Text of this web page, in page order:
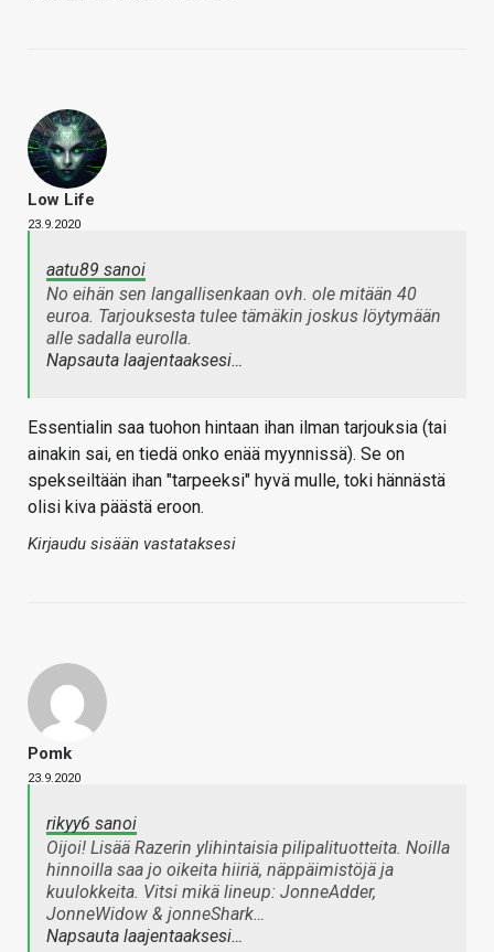
Low Life
23.9.2020
aatu89 sanoi
No eihän sen langallisenkaan ovh. ole mitään 40
euroa. Tarjouksesta tulee tämäkin joskus löytymään
alle sadalla eurolla.
Napsauta laajentaaksesi…
Essentialin saa tuohon hintaan ihan ilman tarjouksia (tai
ainakin sai, en tiedä onko enää myynnissä). Se on
spekseiltään ihan "tarpeeksi" hyvä mulle, toki hännästä
olisi kiva päästä eroon.
Kirjaudu sisään vastataksesi
Pomk
23.9.2020
rikyy6 sanoi
Oijoi! Lisää Razerin ylihintaisia pilipalituotteita. Noilla
hinnoilla saa jo oikeita hiiriä, näppäimistöjä ja
kuulokkeita. Vitsi mikä lineup: JonneAdder,
JonneWidow & jonneShark…
Napsauta laajentaaksesi…